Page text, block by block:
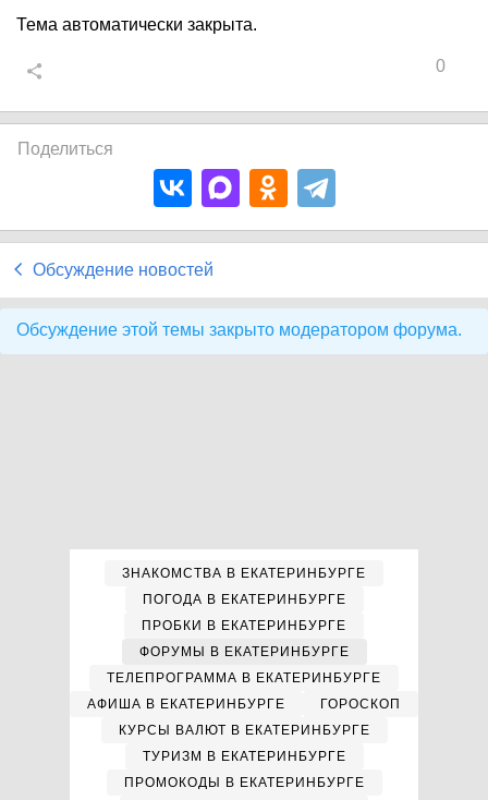
Тема автоматически закрыта.
0
Поделиться
Обсуждение новостей
Обсуждение этой темы закрыто модератором форума.
ЗНАКОМСТВА В ЕКАТЕРИНБУРГЕ
ПОГОДА В ЕКАТЕРИНБУРГЕ
ПРОБКИ В ЕКАТЕРИНБУРГЕ
ФОРУМЫ В ЕКАТЕРИНБУРГЕ
ТЕЛЕПРОГРАММА В ЕКАТЕРИНБУРГЕ
АФИША В ЕКАТЕРИНБУРГЕ
ГОРОСКОП
КУРСЫ ВАЛЮТ В ЕКАТЕРИНБУРГЕ
ТУРИЗМ В ЕКАТЕРИНБУРГЕ
ПРОМОКОДЫ В ЕКАТЕРИНБУРГЕ